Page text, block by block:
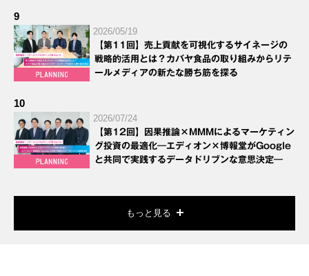
9
2026/05/19
【第11回】売上貢献を可視化するサイネージの
戦略的活用とは？カバヤ食品の取り組みからリテ
ールメディアの新たな勝ち筋を探る
10
2026/07/24
【第12回】因果推論×MMMによるマーケティン
グ投資の最適化―エディオン×博報堂がGoogle
と共同で実践するデータドリブンな意思決定―
もっと見る